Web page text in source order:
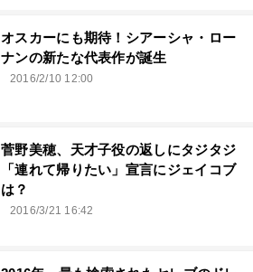
オスカーにも期待！シアーシャ・ロー
ナンの新たな代表作が誕生
2016/2/10 12:00
菅野美穂、天才子役の返しにタジタジ
「連れて帰りたい」宣言にジェイコブ
は？
2016/3/21 16:42